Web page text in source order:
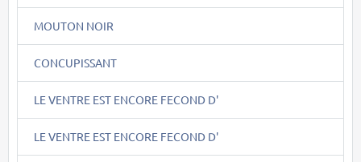
MOUTON NOIR
CONCUPISSANT
LE VENTRE EST ENCORE FECOND D'
LE VENTRE EST ENCORE FECOND D'